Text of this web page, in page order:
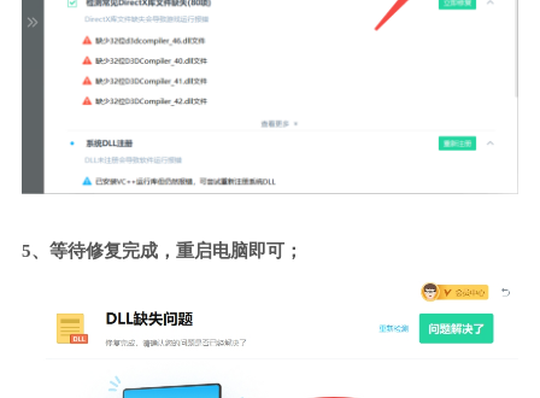
5、等待修复完成，重启电脑即可；